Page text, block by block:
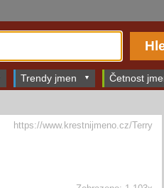
Trendy jmen Četnost
https://www.krestnijmeno.cz/Terry